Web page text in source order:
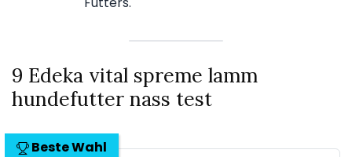
9 Edeka vital spreme lamm
hundefutter nass test
Beste Wahl